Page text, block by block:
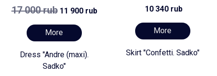
17 000 rub11 900 rub
More
Dress "Andre (maxi).
Sadko"
10 340 rub
More
Skirt "Confetti. Sadko"